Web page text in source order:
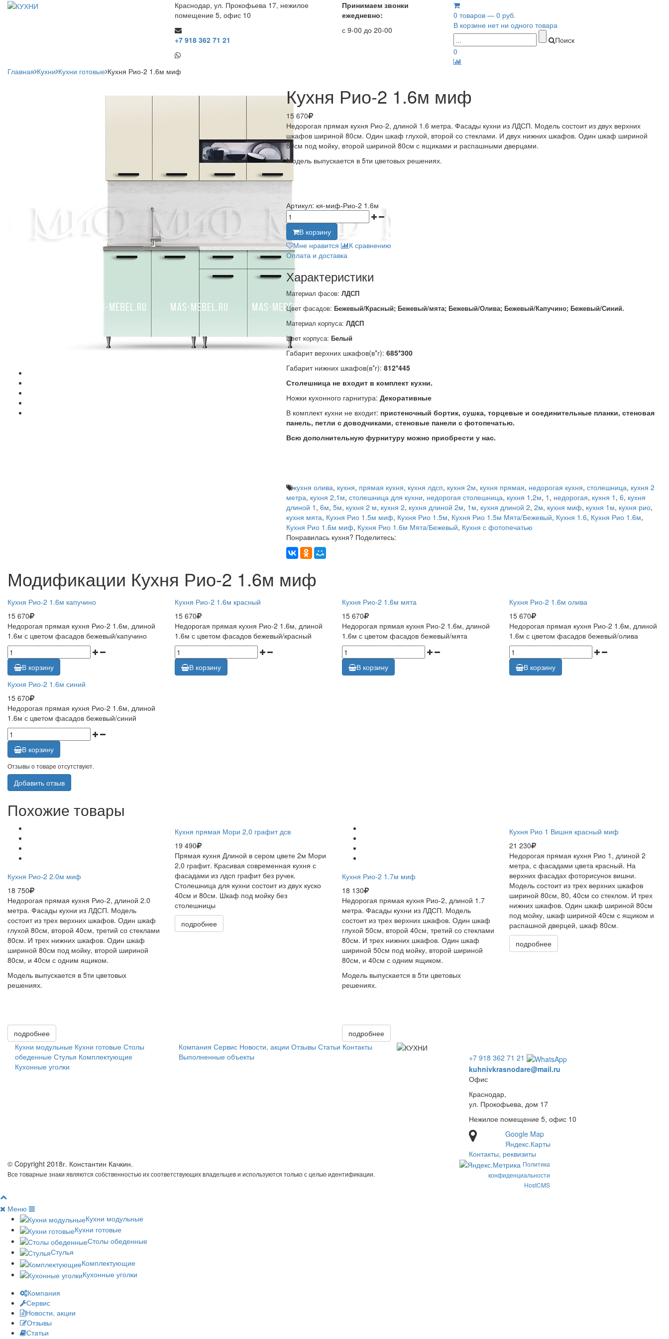
Краснодар, ул. Прокофьева 17, нежилое
помещение 5, офис 10
+7 918 362 71 21
Принимаем звонки
ежедневно:
с 9-00 до 20-00
0 товаров — 0 руб.
В корзине нет ни одного товара
Поиск
0
Главная Кухни Кухни готовые Кухня Рио-2 1.6м миф
Кухня Рио-2 1.6м миф
15 670
Недорогая прямая кухня Рио-2, длиной 1.6 метра. Фасады кухни из ЛДСП. Модель состоит из двух верхних
шкафов шириной 80см. Один шкаф глухой, второй со стеклами. И двух нижних шкафов. Один шкаф шириной
80см под мойку, второй шириной 80см с ящиками и распашными дверцами.
Модель выпускается в 5ти цветовых решениях.
Артикул: кя-миф-Рио-2 1.6м
В корзину
Мне нравится
К сравнению
Оплата и доставка
Характеристики
Материал фасов: ЛДСП
Цвет фасадов: Бежевый/Красный; Бежевый/мята; Бежевый/Олива; Бежевый/Капучино; Бежевый/Синий.
Материал корпуса: ЛДСП
Цвет корпуса: Белый
Габарит верхних шкафов(в*г): 685*300
Габарит нижних шкафов(в*г): 812*445
Столешница не входит в комплект кухни.
Ножки кухонного гарнитура: Декоративные
В комплект кухни не входит: пристеночный бортик, сушка, торцевые и соединительные планки, стеновая
панель, петли с доводчиками, стеновые панели с фотопечатью.
Всю дополнительную фурнитуру можно приобрести у нас.
кухня олива, кухня, прямая кухня, кухня лдсп, кухня 2м, кухня прямая, недорогая кухня, столешница, кухня 2
метра, кухня 2,1м, столешница для кухни, недорогая столешница, кухня 1,2м, 1 , недорогая, кухня 1 , 6, кухня
длиной 1 , 6м, 5м, кухня 2 м, кухня 2, кухня длиной 2м, 1м, кухня длиной 2, 2м, кухня миф, кухня 1м, кухня рио,
кухня мята, Кухня Рио 1.5м миф, Кухня Рио 1.5м, Кухня Рио 1.5м Мята/Бежевый, Кухня 1.6, Кухня Рио 1.6м,
Кухня Рио 1.6м миф, Кухня Рио 1.6м Мята/Бежевый, Кухня с фотопечатью
Понравилась кухня? Поделитесь:
Модификации Кухня Рио-2 1.6м миф
Кухня Рио-2 1.6м капучино
15 670
Недорогая прямая кухня Рио-2 1.6м, длиной
1.6м с цветом фасадов бежевый/капучино
В корзину
Кухня Рио-2 1.6м красный
15 670
Недорогая прямая кухня Рио-2 1.6м, длиной
1.6м с цветом фасадов бежевый/красный
В корзину
Кухня Рио-2 1.6м мята
15 670
Недорогая прямая кухня Рио-2 1.6м, длиной
1.6м с цветом фасадов бежевый/мята
В корзину
Кухня Рио-2 1.6м олива
15 670
Недорогая прямая кухня Рио-2 1.6м, длиной
1.6м с цветом фасадов бежевый/олива
В корзину
Кухня Рио-2 1.6м синий
15 670
Недорогая прямая кухня Рио-2 1.6м, длиной
1.6м с цветом фасадов бежевый/синий
В корзину
Отзывы о товаре отсутствуют.
Добавить отзыв
Похожие товары
Кухня Рио-2 2.0м миф
18 750
Недорогая прямая кухня Рио-2, длиной 2.0
метра. Фасады кухни из ЛДСП. Модель
состоит из трех верхних шкафов. Один шкаф
глухой 80см, второй 40см, третий со стеклами
80см. И трех нижних шкафов. Один шкаф
шириной 80см под мойку, второй шириной
80см, и 40см с одним ящиком.
Модель выпускается в 5ти цветовых
решениях.
подробнее
Кухня прямая Мори 2,0 графит дсв
19 490
Прямая кухня Длиной в сером цвете 2м Мори
2,0 графит. Красивая современная кухня с
фасадами из лдсп графит без ручек.
Столешница для кухни состоит из двух куско
40см и 80см. Шкаф под мойку без
столешницы
подробнее
Кухня Рио-2 1.7м миф
18 130
Недорогая прямая кухня Рио-2, длиной 1.7
метра. Фасады кухни из ЛДСП. Модель
состоит из трех верхних шкафов. Один шкаф
глухой 50см, второй 40см, третий со стеклами
80см. И трех нижних шкафов. Один шкаф
шириной 50см под мойку, второй шириной
80см, и 40см с одним ящиком.
Модель выпускается в 5ти цветовых
решениях.
подробнее
Кухня Рио 1 Вишня красный миф
21 230
Недорогая прямая кухня Рио 1, длиной 2
метра, с фасадами цвета красный. На
верхних фасадах фоторисунок вишни.
Модель состоит из трех верхних шкафов
шириной 80см, 80, 40см со стеклом. И трех
нижних шкафов. Один шкаф шириной 80см
под мойку, шкаф шириной 40см с ящиком и
распашной дверцей, шкаф 80см.
подробнее
Кухни модульные Кухни готовые Столы
обеденные Стулья Комплектующие
Кухонные уголки
Компания Сервис Новости, акции Отзывы Статьи Контакты
Выполненные объекты
+7 918 362 71 21
kuhnivkrasnodare@mail.ru
Офис
Краснодар,
ул. Прокофьева, дом 17
Нежилое помещение 5, офис 10
Google Map
Яндекс.Карты
Контакты, реквизиты
© Copyright 2018г. Константин Качкин.
Все товарные знаки являются собственностью их соответствующих владельцев и используются только с целью идентификации.
Политика
конфиденциальности
HostCMS
Меню
Кухни модульные
Кухни готовые
Столы обеденные
Стулья
Комплектующие
Кухонные уголки
Компания
Сервис
Новости, акции
Отзывы
Статьи